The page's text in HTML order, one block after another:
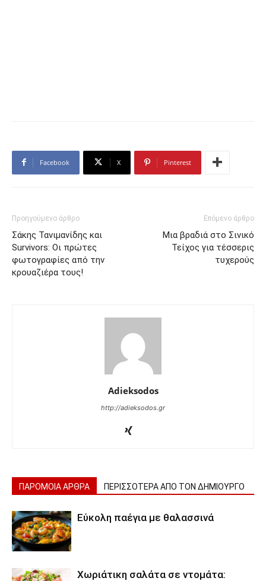
Facebook X Pinterest
Προηγούμενο άρθρο
Σάκης Τανιμανίδης και
Survivors: Οι πρώτες
φωτογραφίες από την
κρουαζιέρα τους!
Επόμενο άρθρο
Μια βραδιά στο Σινικό
Τείχος για τέσσερις
τυχερούς
Adieksodos
http://adieksodos.gr
ΠΑΡΟΜΟΙΑ ΑΡΘΡΑ ΠΕΡΙΣΣΟΤΕΡΑ ΑΠΟ ΤΟΝ ΔΗΜΙΟΥΡΓΟ
Εύκολη παέγια με θαλασσινά
Χωριάτικη σαλάτα σε ντομάτα: